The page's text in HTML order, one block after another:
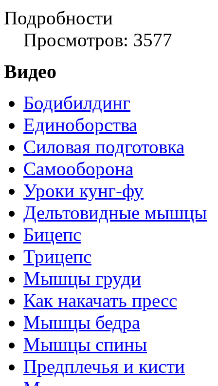
Подробности
Просмотров: 3577
Видео
Бодибилдинг
Единоборства
Силовая подготовка
Самооборона
Уроки кунг-фу
Дельтовидные мышцы
Бицепс
Трицепс
Мышцы груди
Как накачать пресс
Мышцы бедра
Мышцы спины
Предплечья и кисти